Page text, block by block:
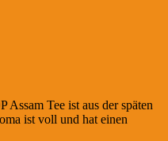
Tee ist aus der späten
ist voll und hat einen